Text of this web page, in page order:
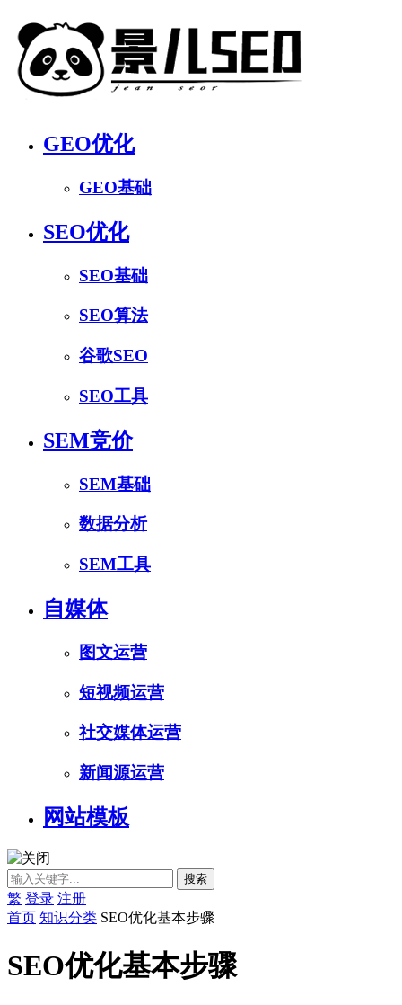
GEO优化
GEO基础
SEO优化
SEO基础
SEO算法
谷歌SEO
SEO工具
SEM竞价
SEM基础
数据分析
SEM工具
自媒体
图文运营
短视频运营
社交媒体运营
新闻源运营
网站模板
繁 登录 注册
首页 知识分类 SEO优化基本步骤
SEO优化基本步骤